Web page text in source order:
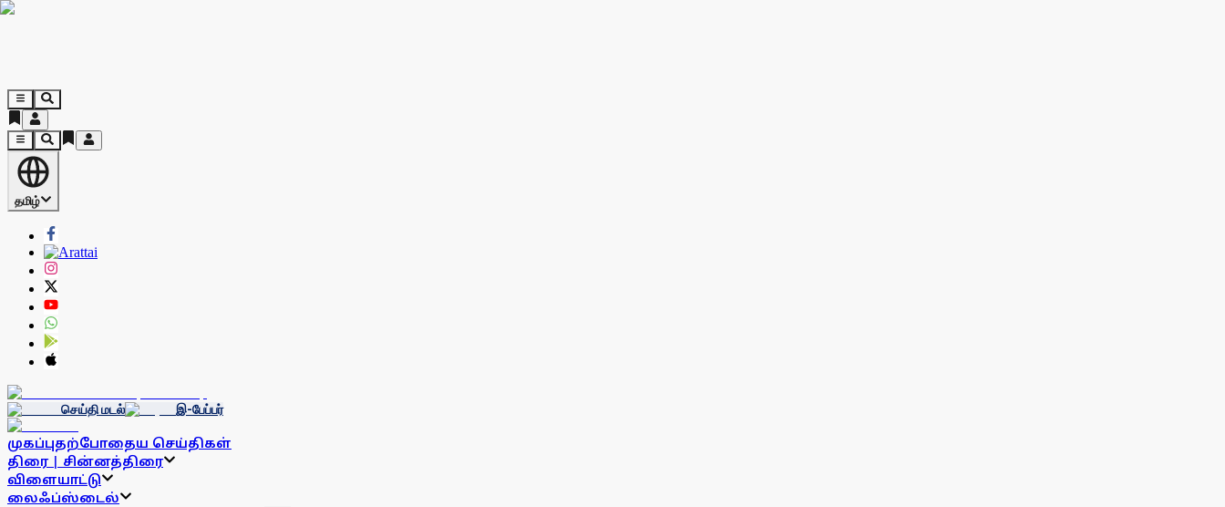
தமிழ்
செய்தி மடல் இ-பேப்பர்
முகப்புதற்போதைய செய்திகள்
திரை | சின்னத்திரை
விளையாட்டு
லைஃப்ஸ்டைல்